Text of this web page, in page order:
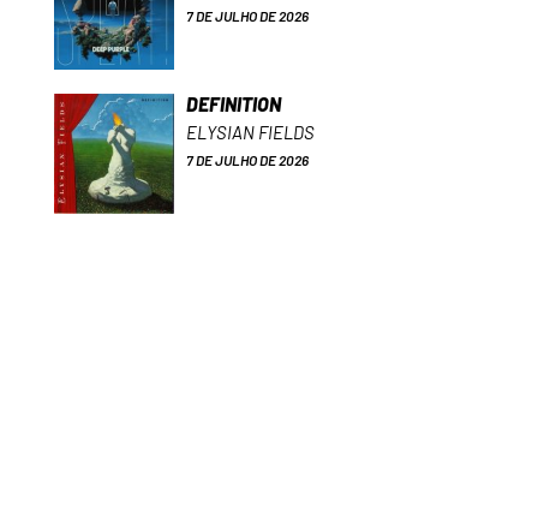
7 DE JULHO DE 2026
DEFINITION
ELYSIAN FIELDS
7 DE JULHO DE 2026